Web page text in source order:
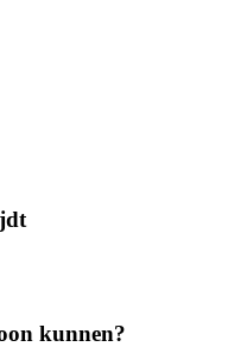
kunnen?